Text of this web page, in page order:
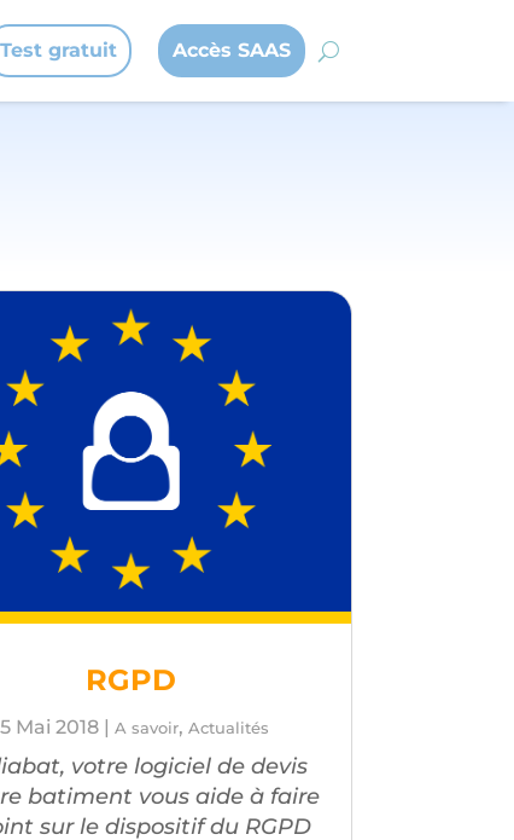
Test gratuit Accès SAAS
RGPD
Mai 2018| A savoir, Actualités
votre logiciel de devis
batiment vous aide à faire
sur le dispositif du RGPD